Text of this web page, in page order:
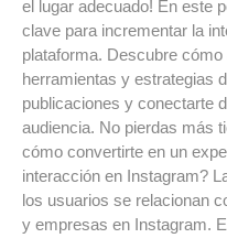
el lugar adecuado! En este
clave para incrementar la
plataforma. Descubre
herramientas y estrategias
publicaciones y conectarte
audiencia. No pierdas más
cómo convertirte en un
interacción en Instagram?
los usuarios se relacionan
y empresas en Instagram.